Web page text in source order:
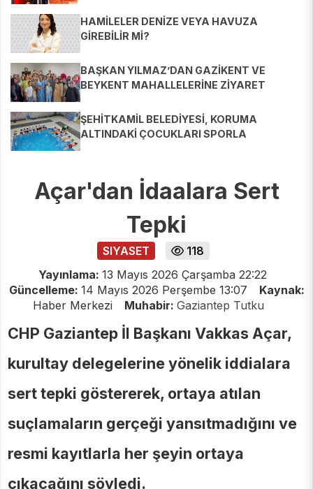
HAMİLELER DENİZE VEYA HAVUZA
GİREBİLİR Mİ?
BAŞKAN YILMAZ’DAN GAZİKENT VE
BEYKENT MAHALLELERİNE ZİYARET
ŞEHİTKAMİL BELEDİYESİ, KORUMA
ALTINDAKİ ÇOCUKLARI SPORLA
Açar'dan İdaalara Sert
Tepki
SIYASET
118
Yayınlama: 13 Mayıs 2026 Çarşamba 22:22
Güncelleme: 14 Mayıs 2026 Perşembe 13:07
Kaynak:
Haber Merkezi
Muhabir: Gaziantep Tutku
CHP Gaziantep İl Başkanı Vakkas Açar,
kurultay delegelerine yönelik iddialara
sert tepki göstererek, ortaya atılan
suçlamaların gerçeği yansıtmadığını ve
resmi kayıtlarla her şeyin ortaya
çıkacağını söyledi.